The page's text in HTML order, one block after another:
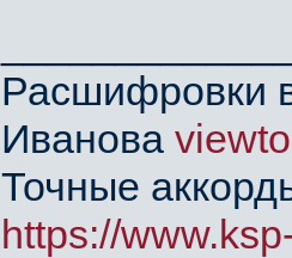
Расшифровки
Иванова
Точные
https://